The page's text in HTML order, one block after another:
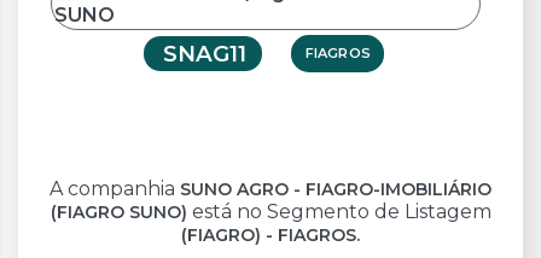
SNAG11 FIAGROS
A companhia SUNO AGRO - FIAGRO-IMOBILIÁRIO
(FIAGRO SUNO) está no Segmento de Listagem
(FIAGRO) - FIAGROS.